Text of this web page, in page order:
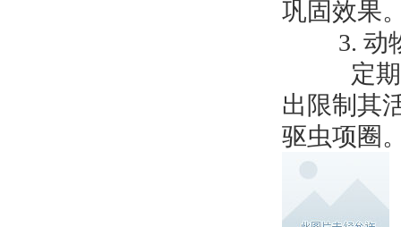
巩固效果
3. 动
定期洗
出限制其
驱虫项圈